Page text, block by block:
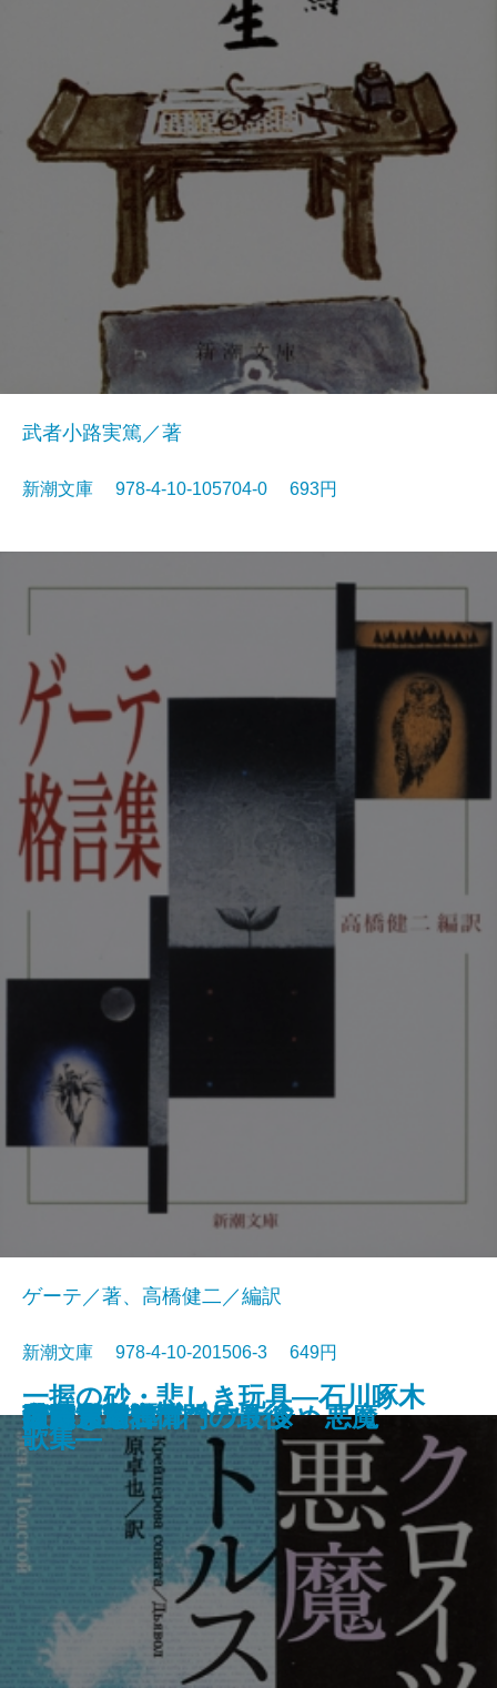
愛と死
絵のない絵本
田舎教師
変身
硝子戸の中
田園交響楽
倫敦塔・幻影の盾
光あるうち光の中を歩め
真理先生
武者小路実篤／著
新潮文庫 978-4-10-105704-0 693円
ゲーテ格言集
ゲーテ／著、高橋健二／編訳
新潮文庫 978-4-10-201506-3 649円
クロイツェル・ソナタ 悪魔
一握の砂・悲しき玩具―石川啄木
歌集―
行人
人間ぎらい
蒲団・重右衛門の最後
こころ
白鯨〔下〕
白鯨〔上〕
彼岸過迄
ぼく東綺譚